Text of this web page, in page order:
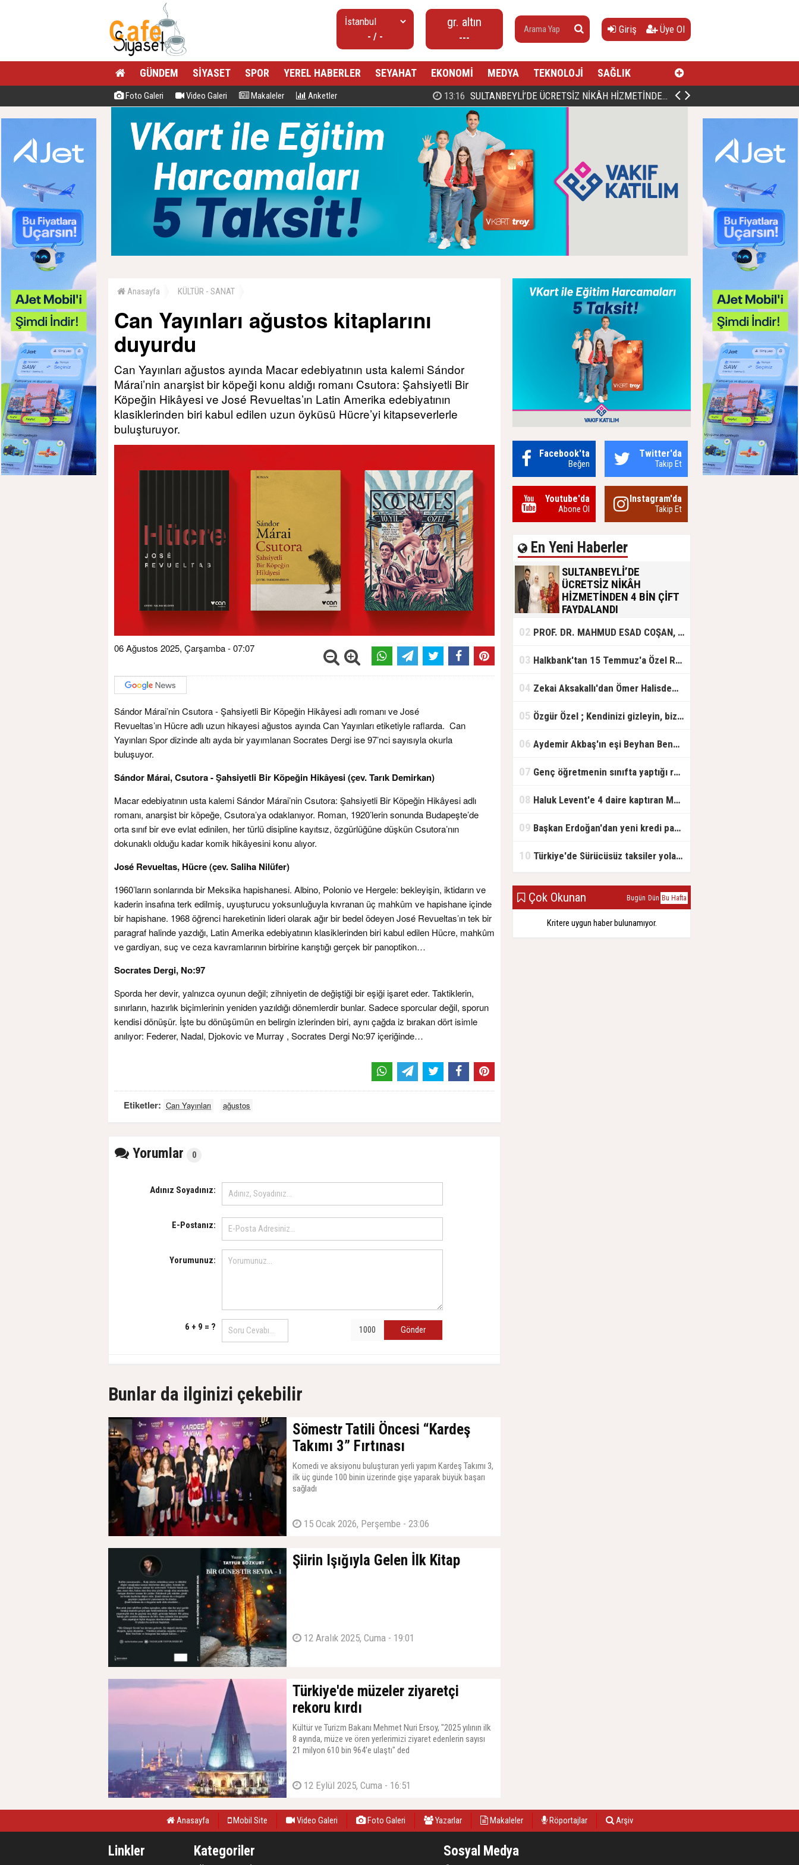
- / -
gr. altın
---
Giriş Üye Ol
GÜNDEM SİYASET SPOR YEREL HABERLER SEYAHAT EKONOMİ MEDYA TEKNOLOJİ SAĞLIK
Foto Galeri Video Galeri Makaleler Anketler 00:27 PROF. DR. MAHMUD ESAD COŞAN, DOĞUMUNUN HİCRÎ 91. YILINDA ELAZIĞ'DA YÂD EDİLECEK
Anasayfa KÜLTÜR - SANAT
Can Yayınları ağustos kitaplarını
duyurdu
Can Yayınları ağustos ayında Macar edebiyatının usta kalemi Sándor
Márai’nin anarşist bir köpeği konu aldığı romanı Csutora: Şahsiyetli Bir
Köpeğin Hikâyesi ve José Revueltas’ın Latin Amerika edebiyatının
klasiklerinden biri kabul edilen uzun öyküsü Hücre’yi kitapseverlerle
buluşturuyor.
06 Ağustos 2025, Çarşamba - 07:07
Sándor Márai’nin Csutora - Şahsiyetli Bir Köpeğin Hikâyesi adlı romanı ve José
Revueltas’ın Hücre adlı uzun hikayesi ağustos ayında Can Yayınları etiketiyle raflarda. Can
Yayınları Spor dizinde altı ayda bir yayımlanan Socrates Dergi ise 97’nci sayısıyla okurla
buluşuyor.
Sándor Márai, Csutora - Şahsiyetli Bir Köpeğin Hikâyesi (çev. Tarık Demirkan)
Macar edebiyatının usta kalemi Sándor Márai’nin Csutora: Şahsiyetli Bir Köpeğin Hikâyesi adlı
romanı, anarşist bir köpeğe, Csutora’ya odaklanıyor. Roman, 1920’lerin sonunda Budapeşte’de
orta sınıf bir eve evlat edinilen, her türlü disipline kayıtsız, özgürlüğüne düşkün Csutora’nın
dokunaklı olduğu kadar komik hikâyesini konu alıyor.
José Revueltas, Hücre (çev. Saliha Nilüfer)
1960’ların sonlarında bir Meksika hapishanesi. Albino, Polonio ve Hergele: bekleyişin, iktidarın ve
kaderin insafına terk edilmiş, uyuşturucu yoksunluğuyla kıvranan üç mahkûm ve hapishane içinde
bir hapishane. 1968 öğrenci hareketinin lideri olarak ağır bir bedel ödeyen José Revueltas’ın tek bir
paragraf halinde yazdığı, Latin Amerika edebiyatının klasiklerinden biri kabul edilen Hücre, mahkûm
ve gardiyan, suç ve ceza kavramlarının birbirine karıştığı gerçek bir panoptikon…
Socrates Dergi, No:97
Sporda her devir, yalnızca oyunun değil; zihniyetin de değiştiği bir eşiği işaret eder. Taktiklerin,
sınırların, hazırlık biçimlerinin yeniden yazıldığı dönemlerdir bunlar. Sadece sporcular değil, sporun
kendisi dönüşür. İşte bu dönüşümün en belirgin izlerinden biri, aynı çağda iz bırakan dört isimle
anılıyor: Federer, Nadal, Djokovic ve Murray , Socrates Dergi No:97 içeriğinde…
Etiketler: Can Yayınları ağustos
Yorumlar 0
Adınız Soyadınız:
E-Postanız:
Yorumunuz:
6 + 9 = ? Gönder
Bunlar da ilginizi çekebilir
Sömestr Tatili Öncesi “Kardeş
Takımı 3” Fırtınası
Komedi ve aksiyonu buluşturan yerli yapım Kardeş Takımı 3,
ilk üç günde 100 binin üzerinde gişe yaparak büyük başarı
sağladı
15 Ocak 2026, Perşembe - 23:06
Şiirin Işığıyla Gelen İlk Kitap
12 Aralık 2025, Cuma - 19:01
Türkiye'de müzeler ziyaretçi
rekoru kırdı
Kültür ve Turizm Bakanı Mehmet Nuri Ersoy, "2025 yılının ilk
8 ayında, müze ve ören yerlerimizi ziyaret edenlerin sayısı
21 milyon 610 bin 964'e ulaştı" ded
12 Eylül 2025, Cuma - 16:51
Facebook'ta
Beğen
Twitter'da
Takip Et
Youtube'da
Abone Ol
Instagram'da
Takip Et
En Yeni Haberler
SULTANBEYLİ’DE
ÜCRETSİZ NİKÂH
HİZMETİNDEN 4 BİN ÇİFT
FAYDALANDI
olan gençlere destek amacıyla
başlattığı ücretsiz nikâh hizmetini
başlattıklarını belirten Sultanbeyli
ücretsiz hizmet vermenin
02 PROF. DR. MAHMUD ESAD COŞAN, DOĞUMUNUN HİCRÎ 91. YILINDA ELAZIĞ'DA YÂD EDİLECEK
03 Halkbank'tan 15 Temmuz'a Özel Reklam Filmi: "İrade Bizim, Zafer Bizim"
04 Zekai Aksakallı'dan Ömer Halisdemir'e 'vefa' ziyareti!
05 Özgür Özel ; Kendinizi gizleyin, bizden işaret bekleyin
06 Aydemir Akbaş'ın eşi Beyhan Benek Akbaş hayatını kaybetti
07 Genç öğretmenin sınıfta yaptığı rezil paylaşım
08 Haluk Levent'e 4 daire kaptıran Müteahhit soluğu savcılıkta aldı
09 Başkan Erdoğan'dan yeni kredi paketi müjdesi: 6 ay geri ödemesiz, 36 ay vadeli
10 Türkiye'de Sürücüsüz taksiler yola çıkmaya hazırlanıyor
Çok Okunan Bugün Dün Bu Hafta
Kritere uygun haber bulunamıyor.
Anasayfa Mobil Site Video Galeri Foto Galeri Yazarlar Makaleler Röportajlar Arşiv
Linkler Kategoriler Sosyal Medya